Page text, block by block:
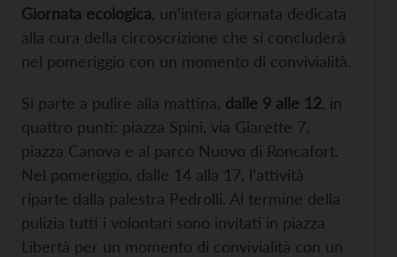
Giornata ecologica , un’intera giornata dedicata
alla cura della circoscrizione che si concluderà
nel pomeriggio con un momento di convivialità.
Si parte a pulire alla mattina, dalle 9 alle 12 , in
quattro punti: piazza Spini, via Giarette 7,
piazza Canova e al parco Nuovo di Roncafort.
Nel pomeriggio, dalle 14 alla 17, l’attività
riparte dalla palestra Pedrolli. Al termine della
pulizia tutti i volontari sono invitati in piazza
Libertà per un momento di convivialità con un